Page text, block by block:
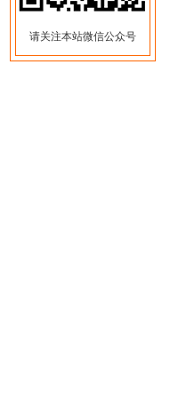
请关注本站微信公众号